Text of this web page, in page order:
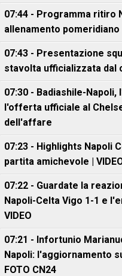
07:44 - Programma ritiro
allenamento pomeridiano
07:43 - Presentazione
stavolta ufficializzata dal
07:30 - Badiashile-
l'offerta ufficiale al
dell'affare
07:23 - Highlights Napoli
partita amichevole |
07:22 - Guardate la
Napoli-Celta Vigo 1-1 e
VIDEO
07:21 - Infortunio
Napoli: l'aggiornamento
FOTO CN24